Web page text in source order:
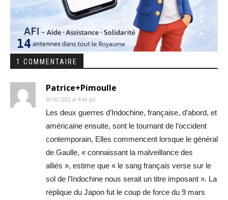
1 COMMENTAIRE
Patrice+Pimoulle
01/05/2023 at 8:40 pm
Les deux guerres d’Indochine, française, d’abord, et
américaine ensuite, sont le tournant de l’occident
contemporain, Elles commencent lorsque le général
de Gaulle, « connaissant la malveillance des
alliés », estime que « le sang français verse sur le
sol de l’Indochine nous serait un titre imposant ». La
réplique du Japon fut le coup de force du 9 mars